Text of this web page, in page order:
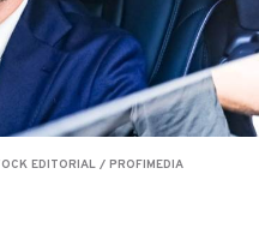
EDITORIAL / PROFIMEDIA